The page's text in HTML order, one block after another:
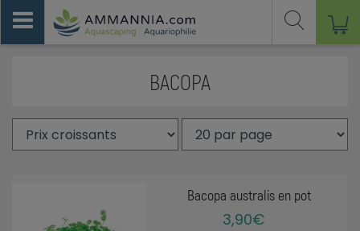
BACOPA
Bacopa australis en pot
3,90€